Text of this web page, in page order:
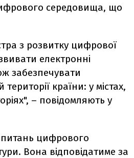
середовища, що
з розвитку цифрової
електронні
забезпечувати
країни: у містах,
– повідомляють у
питань цифрового
Вона відповідатиме за